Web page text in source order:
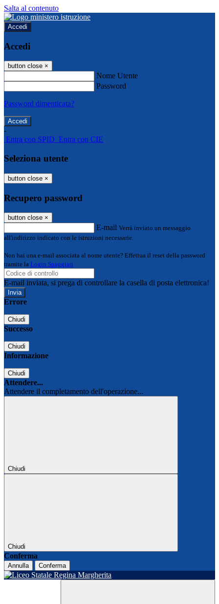
Salta al contenuto
Accedi
Accedi
button close ×
Nome Utente
Password
Password dimenticata?
-
Entra con SPID Entra con CIE
Seleziona utente
button close ×
Recupero password
button close ×
E-mail Verrà inviato un messaggio
all'indirizzo indicato con le istruzioni necessarie.
Non hai una e-mail associata al nome utente? Effettua il reset della password
tramite la Login Spaggiari
E-mail inviata, si prega di controllare la casella di posta elettronica!
Errore
Chiudi
Successo
Chiudi
Informazione
Chiudi
Attendere...
Attendere il completamento dell'operazione...
Chiudi
Chiudi
Conferma
Annulla Conferma